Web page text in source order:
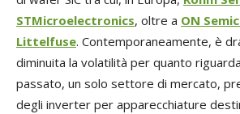
STMicroelectronics, oltre a ON
Littelfuse. Contemporaneamente, è
diminuita la volatilità per quanto
passato, un solo settore di mercato,
degli inverter per apparecchiature